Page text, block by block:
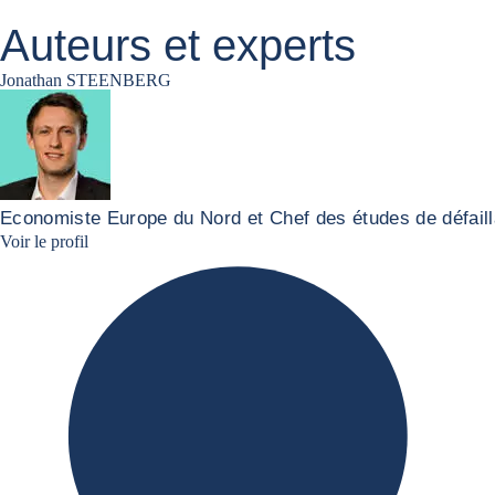
Auteurs et experts
Jonathan STEENBERG
Economiste Europe du Nord et Chef des études de
Voir le profil